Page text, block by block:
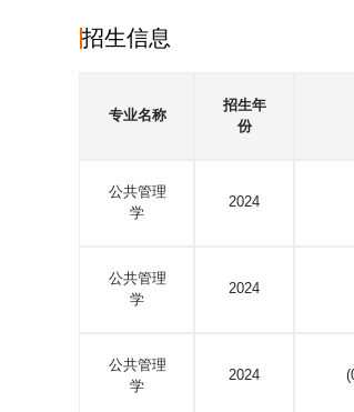
招生信息
专业名称
招生年
份
公共管理
学
2024
公共管理
学
2024
公共管理
学
2024